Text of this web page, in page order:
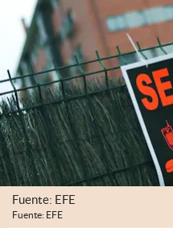
Fuente: EFE
Fuente: EFE